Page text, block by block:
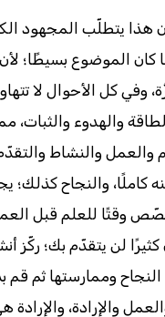
يتطلّب المجهود
كان الموضوع بسيطًا؛
وفي كل الأحوال لا
والهدوء والثبات،
والعمل والنشاط
والنجاح كذلك؛
وقتًا للعلم قبل
لن يتقدّم بك؛
وممارستها ثم قم
والإرادة،